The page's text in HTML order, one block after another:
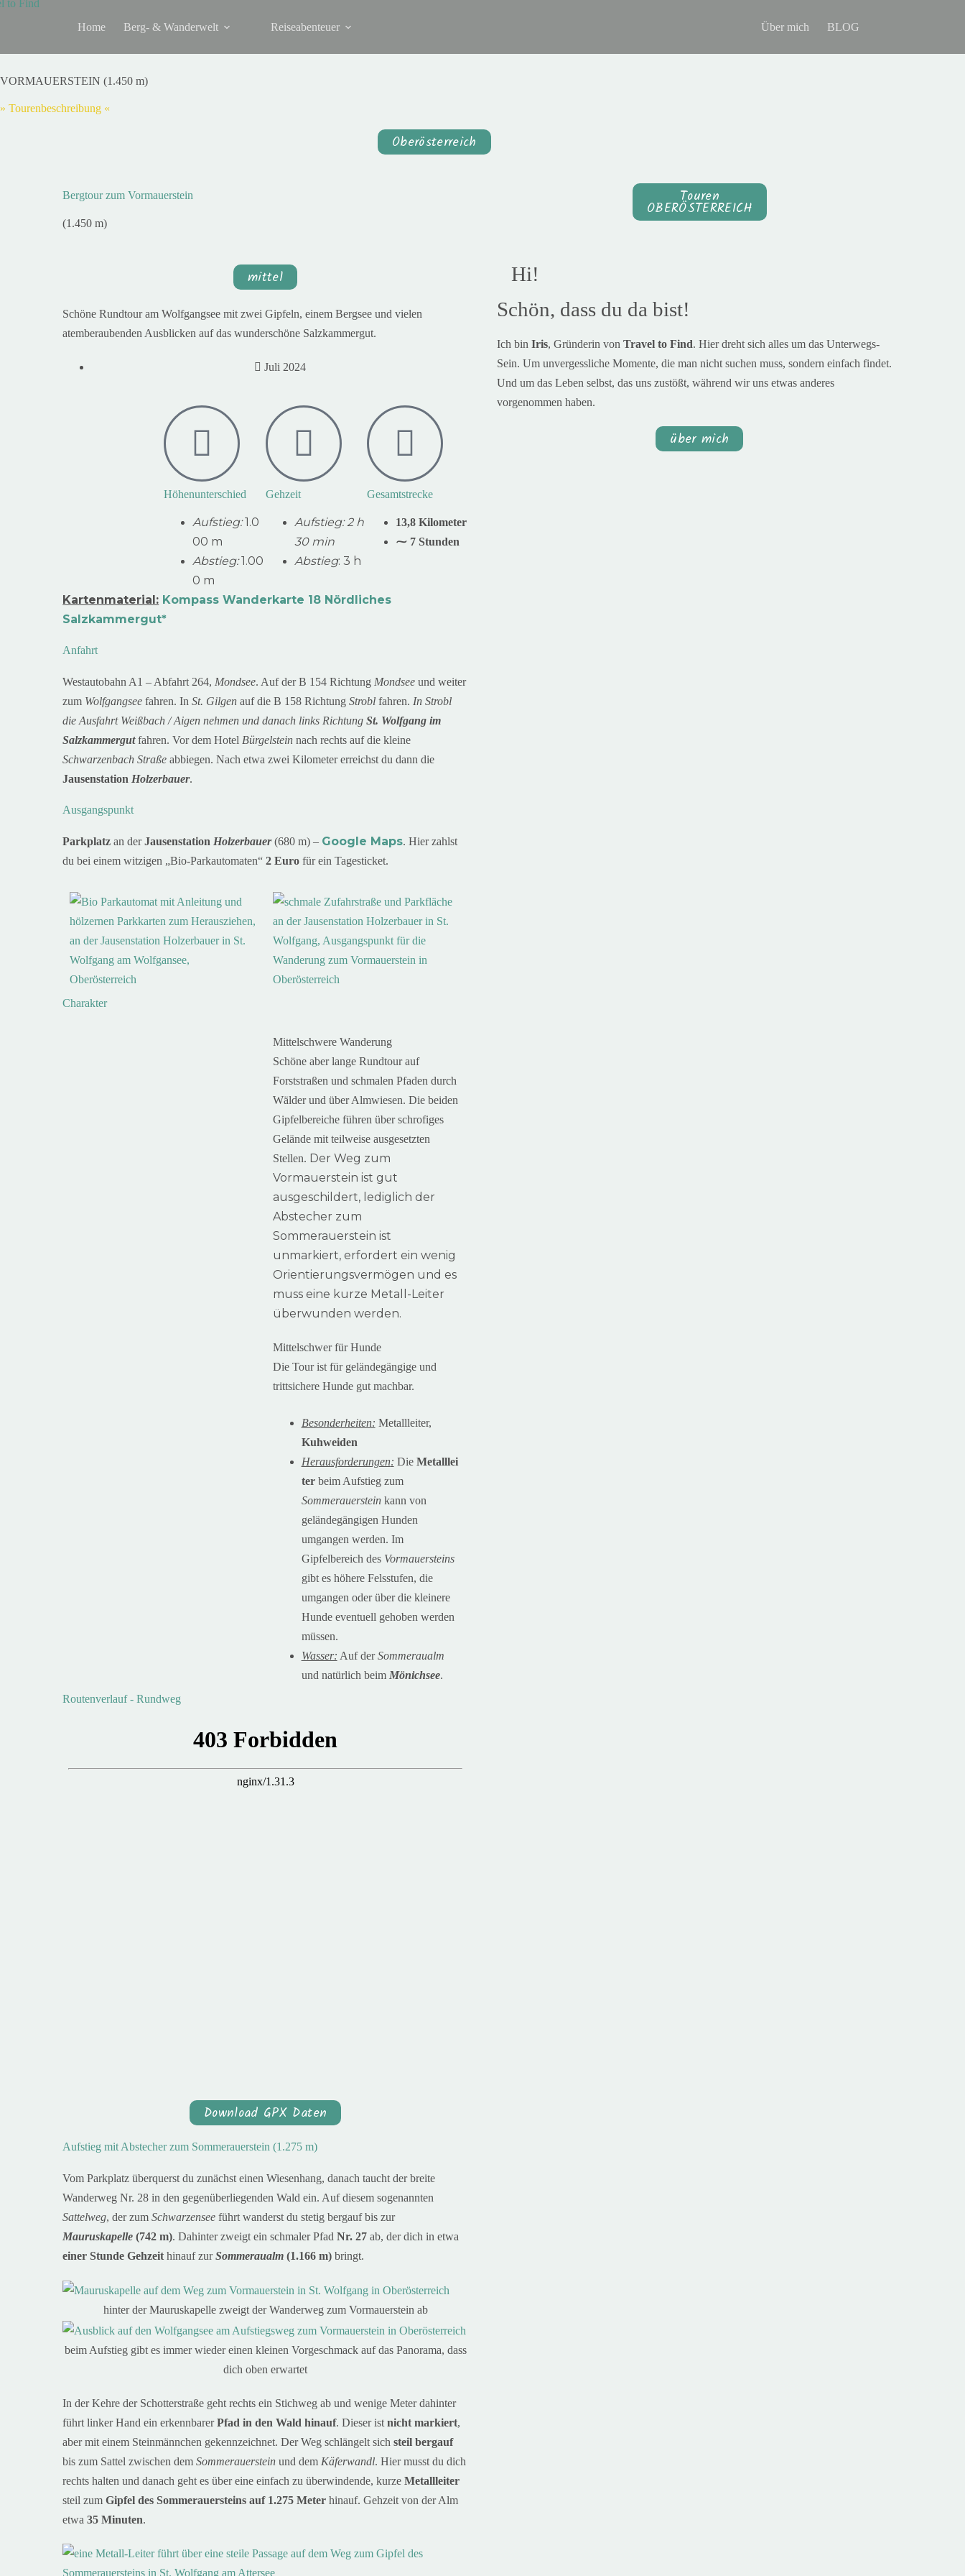
Home Berg- & Wanderwelt Reiseabenteuer Über mich BLOG
VORMAUERSTEIN (1.450 m)
» Tourenbeschreibung «
Oberösterreich
Bergtour zum Vormauerstein
(1.450 m)
mittel
Schöne Rundtour am Wolfgangsee mit zwei Gipfeln, einem Bergsee und vielen
atemberaubenden Ausblicken auf das wunderschöne Salzkammergut.
Juli 2024
Höhenunterschied
Aufstieg:1.0
00 m
Abstieg:1.00
0 m
Gehzeit
Aufstieg: 2 h
30 min
Abstieg: 3 h
Gesamtstrecke
13,8 Kilometer
⁓ 7 Stunden
Kartenmaterial: Kompass Wanderkarte 18 Nördliches
Salzkammergut*
Anfahrt
Westautobahn A1 – Abfahrt 264, Mondsee. Auf der B 154 Richtung Mondseeund weiter
zum Wolfgangseefahren. InSt. Gilgen auf die B 158 RichtungStroblfahren. In Strobl
die Ausfahrt Weißbach / Aigen nehmen und danach links RichtungSt. Wolfgang im
Salzkammergutfahren. Vor dem Hotel Bürgelsteinnach rechts auf die kleine
Schwarzenbach Straße abbiegen. Nach etwa zwei Kilometer erreichst du dann die
Jausenstation Holzerbauer.
Ausgangspunkt
Parkplatzan derJausenstation Holzerbauer(680 m) – Google Maps. Hier zahlst
du bei einem witzigen „Bio-Parkautomaten“2 Eurofür ein Tagesticket.
Charakter
Mittelschwere Wanderung
Schöne aber lange Rundtour auf
Forststraßen und schmalen Pfaden durch
Wälder und über Almwiesen. Die beiden
Gipfelbereiche führen über schrofiges
Gelände mit teilweise ausgesetzten
Stellen. Der Weg zum
Vormauerstein ist gut
ausgeschildert, lediglich der
Abstecher zum
Sommerauerstein ist
unmarkiert, erfordert ein wenig
Orientierungsvermögen und es
muss eine kurze Metall-Leiter
überwunden werden.
Mittelschwer für Hunde
Die Tour ist für geländegängige und
trittsichere Hunde gut machbar.
Besonderheiten: Metallleiter,
Kuhweiden
Herausforderungen: Die Metalllei
ter beim Aufstieg zum
Sommerauerstein kann von
geländegängigen Hunden
umgangen werden. Im
Gipfelbereich des Vormauersteins
gibt es höhere Felsstufen, die
umgangen oder über die kleinere
Hunde eventuell gehoben werden
müssen.
Wasser: Auf derSommeraualm
und natürlich beim Mönichsee.
Routenverlauf - Rundweg
Download GPX Daten
Aufstieg mit Abstecher zum Sommerauerstein (1.275 m)
Vom Parkplatz überquerst du zunächst einen Wiesenhang, danach taucht der breite
Wanderweg Nr. 28 in den gegenüberliegenden Wald ein. Auf diesem sogenannten
Sattelweg, der zumSchwarzenseeführt wanderst du stetig bergauf bis zur
Mauruskapelle(742 m). Dahinter zweigt ein schmaler PfadNr. 27 ab, der dich in etwa
einer Stunde Gehzeithinauf zurSommeraualm(1.166 m)bringt.
hinter der Mauruskapelle zweigt der Wanderweg zum Vormauerstein ab
beim Aufstieg gibt es immer wieder einen kleinen Vorgeschmack auf das Panorama, dass
dich oben erwartet
In der Kehre der Schotterstraße geht rechts ein Stichweg ab und wenige Meter dahinter
führt linker Hand ein erkennbarerPfad in den Wald hinauf. Dieser istnicht markiert,
aber mit einem Steinmännchen gekennzeichnet. Der Weg schlängelt sichsteil bergauf
bis zum Sattel zwischen demSommerauersteinund dem Käferwandl. Hier musst du dich
rechts halten und danach geht es über eine einfach zu überwindende, kurzeMetallleiter
steil zumGipfel des Sommerauersteins auf 1.275 Meterhinauf. Gehzeit von der Alm
etwa35 Minuten.
Touren
OBERÖSTERREICH
Hi!
Schön, dass du da bist!
Ich bin Iris, Gründerin von Travel to Find. Hier dreht sich alles um das Unterwegs-
Sein. Um unvergessliche Momente, die man nicht suchen muss, sondern einfach findet.
Und um das Leben selbst, das uns zustößt, während wir uns etwas anderes
vorgenommen haben.
über mich